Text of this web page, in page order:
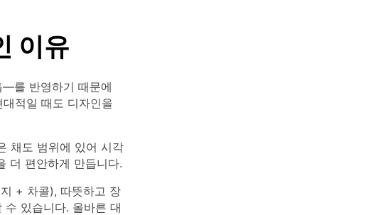
이유
를 반영하기 때문에
적일 때도 디자인을
채도 범위에 있어 시각
더 편안하게 만듭니다.
+ 차콜), 따뜻하고 장
있습니다. 올바른 대